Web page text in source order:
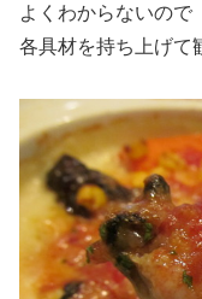
よくわからないので
各具材を持ち上げて